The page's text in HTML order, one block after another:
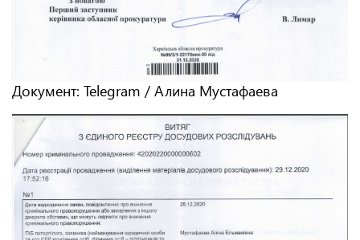
Документ: Telegram / Алина Мустафаева